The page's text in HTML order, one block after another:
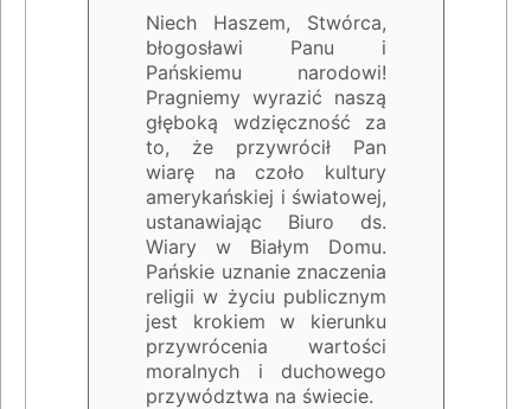
Niech Haszem, Stwórca,
błogosławi Panu i
Pańskiemu narodowi!
Pragniemy wyrazić naszą
głęboką wdzięczność za
to, że przywrócił Pan
wiarę na czoło kultury
amerykańskiej i światowej,
ustanawiając Biuro ds.
Wiary w Białym Domu.
Pańskie uznanie znaczenia
religii w życiu publicznym
jest krokiem w kierunku
przywrócenia wartości
moralnych i duchowego
przywództwa na świecie.